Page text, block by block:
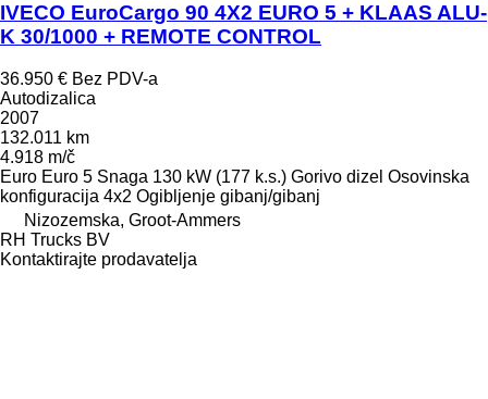
IVECO EuroCargo 90 4X2 EURO 5 + KLAAS ALU-
K 30/1000 + REMOTE CONTROL
36.950 € Bez PDV-a
Autodizalica
2007
132.011 km
4.918 m/č
Euro Euro 5 Snaga 130 kW (177 k.s.) Gorivo dizel Osovinska
konfiguracija 4x2 Ogibljenje gibanj/gibanj
Nizozemska, Groot-Ammers
RH Trucks BV
Kontaktirajte prodavatelja